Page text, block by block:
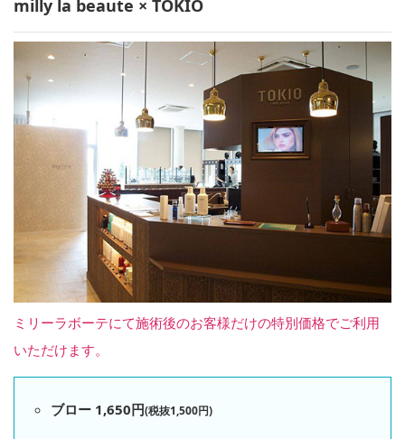
milly la beaute × TOKIO
ミリーラボーテにて施術後のお客様だけの特別価格でご利用
いただけます。
ブロー 1,650円(税抜1,500円)